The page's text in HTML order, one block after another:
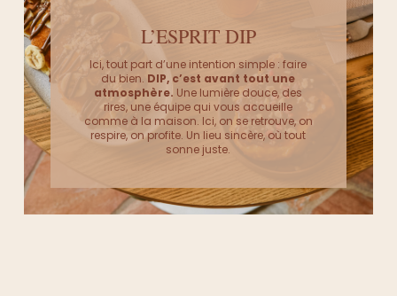
L’ESPRIT DIP
Ici, tout part d’une intention simple : faire
du bien. DIP, c’est avant tout une
atmosphère. Une lumière douce, des
rires, une équipe qui vous accueille
comme à la maison. Ici, on se retrouve, on
respire, on profite. Un lieu sincère, où tout
sonne juste.